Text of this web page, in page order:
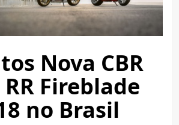
Nova CBR
RR Fireblade
no Brasil